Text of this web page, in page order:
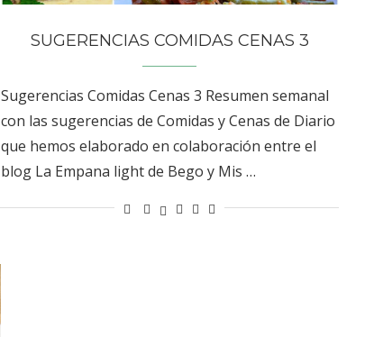
SUGERENCIAS COMIDAS CENAS 3
Sugerencias Comidas Cenas 3 Resumen semanal
con las sugerencias de Comidas y Cenas de Diario
que hemos elaborado en colaboración entre el
blog La Empana light de Bego y Mis …